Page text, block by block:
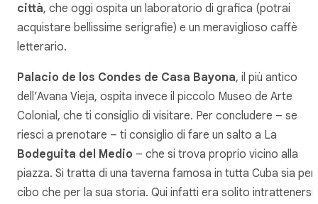
città, che oggi ospita un laboratorio di grafica (potrai
acquistare bellissime serigrafie) e un meraviglioso caffè
letterario.
Palacio de los Condes de Casa Bayona, il più antico
dell’Avana Vieja, ospita invece il piccolo Museo de Arte
Colonial, che ti consiglio di visitare. Per concludere – se
riesci a prenotare – ti consiglio di fare un salto a La
Bodeguita del Medio – che si trova proprio vicino alla
piazza. Si tratta di una taverna famosa in tutta Cuba sia per
cibo che per la sua storia. Qui infatti era solito intrattenersi